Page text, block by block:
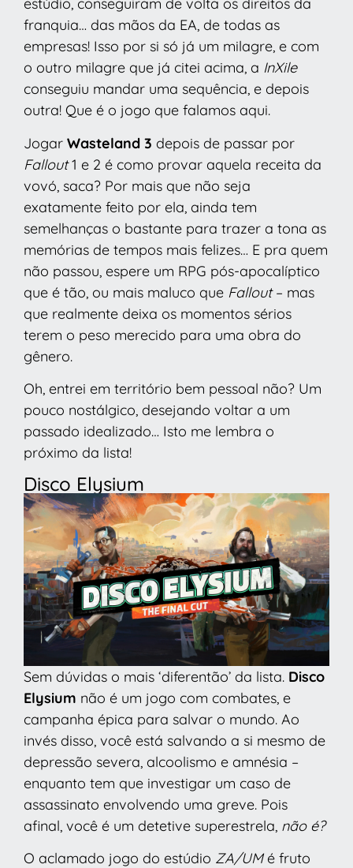
estúdio, conseguiram de volta os direitos da
franquia… das mãos da EA, de todas as
empresas! Isso por si só já um milagre, e com
o outro milagre que já citei acima, a InXile
conseguiu mandar uma sequência, e depois
outra! Que é o jogo que falamos aqui.
Jogar Wasteland 3 depois de passar por
Fallout1 e 2 é como provar aquela receita da
vovó, saca? Por mais que não seja
exatamente feito por ela, ainda tem
semelhanças o bastante para trazer a tona as
memórias de tempos mais felizes… E pra quem
não passou, espere um RPG pós-apocalíptico
que é tão, ou mais maluco que Fallout– mas
que realmente deixa os momentos sérios
terem o peso merecido para uma obra do
gênero.
Oh, entrei em território bem pessoal não? Um
pouco nostálgico, desejando voltar a um
passado idealizado… Isto me lembra o
próximo da lista!
Disco Elysium
Sem dúvidas o mais ‘diferentão’ da lista. Disco
Elysium não é um jogo com combates, e
campanha épica para salvar o mundo. Ao
invés disso, você está salvando a si mesmo de
depressão severa, alcoolismo e amnésia –
enquanto tem que investigar um caso de
assassinato envolvendo uma greve. Pois
afinal, você é um detetive superestrela, não é?
O aclamado jogo do estúdio ZA/UMé fruto